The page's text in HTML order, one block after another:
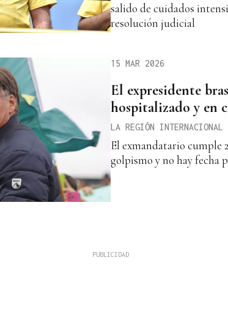
salido de cuidados
resolución judicial
15 MAR 2026
El expresidente
hospitalizado y en
LA REGIÓN INTERNACIONAL
El exmandatario cumple
golpismo y no hay fecha